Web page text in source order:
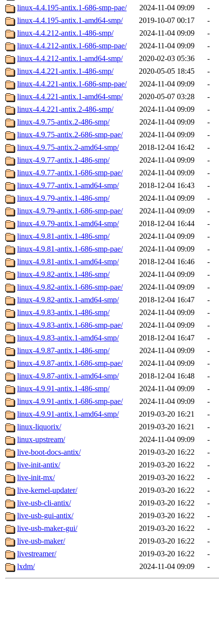
linux-4.4.195-antix.1-686-smp-pae/
2024-11-04 09:09
-
linux-4.4.195-antix.1-amd64-smp/
2019-10-07 00:17
-
linux-4.4.212-antix.1-486-smp/
2024-11-04 09:09
-
linux-4.4.212-antix.1-686-smp-pae/
2024-11-04 09:09
-
linux-4.4.212-antix.1-amd64-smp/
2020-02-03 05:36
-
linux-4.4.221-antix.1-486-smp/
2020-05-05 18:45
-
linux-4.4.221-antix.1-686-smp-pae/
2024-11-04 09:09
-
linux-4.4.221-antix.1-amd64-smp/
2020-05-07 03:28
-
linux-4.4.221-antix.2-486-smp/
2024-11-04 09:09
-
linux-4.9.75-antix.2-486-smp/
2024-11-04 09:09
-
linux-4.9.75-antix.2-686-smp-pae/
2024-11-04 09:09
-
linux-4.9.75-antix.2-amd64-smp/
2018-12-04 16:42
-
linux-4.9.77-antix.1-486-smp/
2024-11-04 09:09
-
linux-4.9.77-antix.1-686-smp-pae/
2024-11-04 09:09
-
linux-4.9.77-antix.1-amd64-smp/
2018-12-04 16:43
-
linux-4.9.79-antix.1-486-smp/
2024-11-04 09:09
-
linux-4.9.79-antix.1-686-smp-pae/
2024-11-04 09:09
-
linux-4.9.79-antix.1-amd64-smp/
2018-12-04 16:44
-
linux-4.9.81-antix.1-486-smp/
2024-11-04 09:09
-
linux-4.9.81-antix.1-686-smp-pae/
2024-11-04 09:09
-
linux-4.9.81-antix.1-amd64-smp/
2018-12-04 16:46
-
linux-4.9.82-antix.1-486-smp/
2024-11-04 09:09
-
linux-4.9.82-antix.1-686-smp-pae/
2024-11-04 09:09
-
linux-4.9.82-antix.1-amd64-smp/
2018-12-04 16:47
-
linux-4.9.83-antix.1-486-smp/
2024-11-04 09:09
-
linux-4.9.83-antix.1-686-smp-pae/
2024-11-04 09:09
-
linux-4.9.83-antix.1-amd64-smp/
2018-12-04 16:47
-
linux-4.9.87-antix.1-486-smp/
2024-11-04 09:09
-
linux-4.9.87-antix.1-686-smp-pae/
2024-11-04 09:09
-
linux-4.9.87-antix.1-amd64-smp/
2018-12-04 16:48
-
linux-4.9.91-antix.1-486-smp/
2024-11-04 09:09
-
linux-4.9.91-antix.1-686-smp-pae/
2024-11-04 09:09
-
linux-4.9.91-antix.1-amd64-smp/
2019-03-20 16:21
-
linux-liquorix/
2019-03-20 16:21
-
linux-upstream/
2024-11-04 09:09
-
live-boot-docs-antix/
2019-03-20 16:22
-
live-init-antix/
2019-03-20 16:22
-
live-init-mx/
2019-03-20 16:22
-
live-kernel-updater/
2019-03-20 16:22
-
live-usb-cli-antix/
2019-03-20 16:22
-
live-usb-gui-antix/
2019-03-20 16:22
-
live-usb-maker-gui/
2019-03-20 16:22
-
live-usb-maker/
2019-03-20 16:22
-
livestreamer/
2019-03-20 16:22
-
lxdm/
2024-11-04 09:09 -